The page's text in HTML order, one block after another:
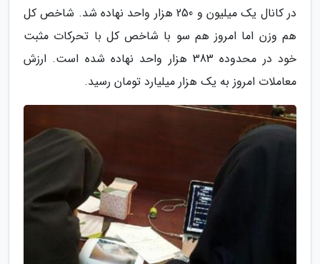
در کانال یک میلیون و 250 هزار واحد نهاده شد. شاخص کل
هم وزن اما امروز هم سو با شاخص کل با تحرکات مثبت
خود در محدوده 383 هزار واحد نهاده شده است. ارزش
معاملات امروز به یک هزار میلیارد تومان رسید.